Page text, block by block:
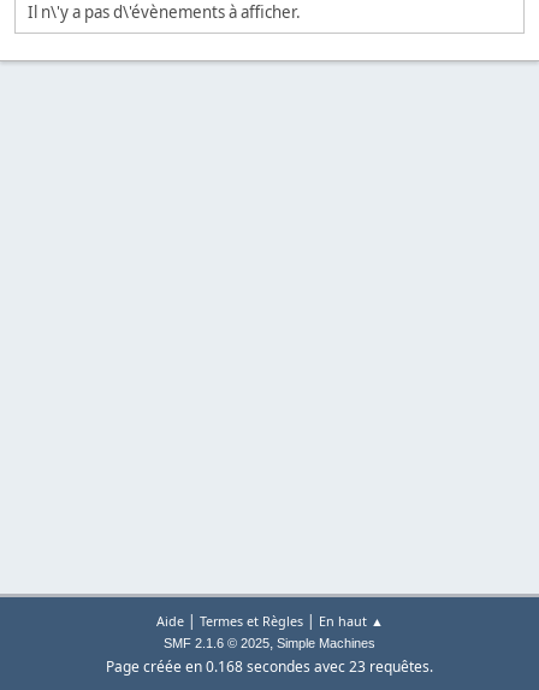
Il n\'y a pas d\'évènements à afficher.
Aide| Termes et Règles| En haut ▲
SMF 2.1.6 © 2025, Simple Machines
Page créée en 0.168 secondes avec 23 requêtes.